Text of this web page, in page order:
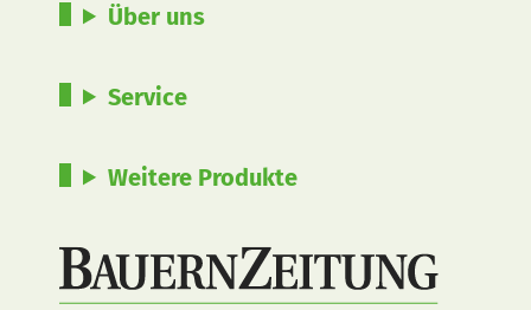
Über uns
Service
Weitere Produkte